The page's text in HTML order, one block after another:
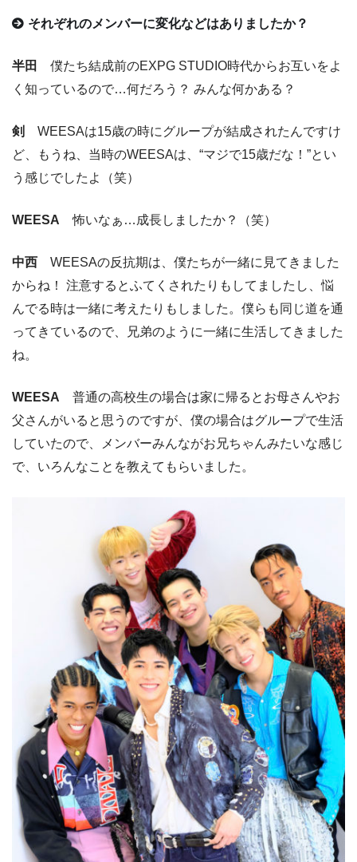
それぞれのメンバーに変化などはありましたか？
半田
僕たち結成前のEXPG STUDIO時代からお互いをよ
く知っているので…何だろう？ みんな何かある？
剣
WEESAは15歳の時にグループが結成されたんですけ
ど、もうね、当時のWEESAは、“マジで15歳だな！”とい
う感じでしたよ（笑）
WEESA 怖いなぁ…成長しましたか？（笑）
中西 WEESAの反抗期は、僕たちが一緒に見てきました
からね！ 注意するとふてくされたりもしてましたし、悩
んでる時は一緒に考えたりもしました。僕らも同じ道を通
ってきているので、兄弟のように一緒に生活してきました
ね。
WEESA 普通の高校生の場合は家に帰るとお母さんやお
父さんがいると思うのですが、僕の場合はグループで生活
していたので、メンバーみんながお兄ちゃんみたいな感じ
で、いろんなことを教えてもらいました。